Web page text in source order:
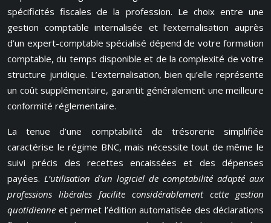
spécificités fiscales de la profession. Le choix entre une
gestion comptable internalisée et l’externalisation auprès
d’un expert-comptable spécialisé dépend de votre formation
comptable, du temps disponible et de la complexité de votre
structure juridique. L’externalisation, bien qu’elle représente
un coût supplémentaire, garantit généralement une meilleure
conformité réglementaire.
La tenue d’une comptabilité de trésorerie simplifiée
caractérise le régime BNC, mais nécessite tout de même le
suivi précis des recettes encaissées et des dépenses
payées. L’utilisation d’un logiciel de comptabilité adapté aux
professions libérales facilite considérablement cette gestion
quotidienne et permet l’édition automatisée des déclarations